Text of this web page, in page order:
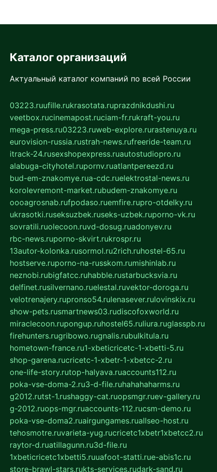
Каталог организаций
Актуальный каталог компаний по всей России
03223.ruufille.rukrasotata.ruprazdnikdushi.ru
veetbox.rucinemapost.ruciam-fr.rukraft-you.ru
mega-press.ru03223.ruweb-explore.rurastenuya.ru
eurovision-russia.rustrah-news.rufreeride-team.ru
itrack-24.rusexshopexpress.ruautostudiopro.ru
alabuga-cityhotel.rupornv.ruatlantpereezd.ru
bud-em-znakomye.rua-cdc.ruelektrostal-news.ru
korolevremont-market.rubudem-znakomye.ru
oooagrosnab.rufpodaso.ruemfire.rupro-otdelky.ru
ukrasotki.ruseksuzbek.ruseks-uzbek.ruporno-vk.ru
sovratili.ruolecoon.ruvd-dosug.ruadonyev.ru
rbc-news.ruporno-skvirt.rukrospr.ru
13autor-kolonka.rusormol.ru2rich.ruhostel-65.ru
hostserve.ruporno-na-russkom.rumishinlab.ru
neznobi.rubigfatcc.ruhabble.rustarbucksvia.ru
delfinet.rusilvernano.ruelestal.ruvektor-doroga.ru
velotrenajery.rupronso54.rulenasever.rulovinskix.ru
show-pets.rusmartnews03.rudiscofoxworld.ru
miraclecoon.rupongup.ruhostel65.ruliura.ruglasspb.ru
firehunters.rugribowo.rugnalis.rubulkitula.ru
hometown-france.ru1-xbeticricetc-1-xbetti-5.ru
shop-garena.rucricetc-1-xbetr-1-xbetcc-2.ru
one-life-story.rutop-halyava.ruaccounts112.ru
poka-vse-doma-2.ru3-d-file.ruhahahaharms.ru
g2012.rutst-1.rushaggy-cat.ruopsmgr.ruev-gallery.ru
g-2012.ruops-mgr.ruaccounts-112.rucsm-demo.ru
poka-vse-doma2.ruairgungames.ruallseo-host.ru
tehosmotre.ruvarieta-yug.rucricetc1xbetr1xbetcc2.ru
raytor-d.ruatillagunn.ru3d-file.ru
1xbeticricetc1xbetti5.ruuafoot-statti.rue-abis1c.ru
store-brawl-stars.rukts-services.rudark-sand.ru